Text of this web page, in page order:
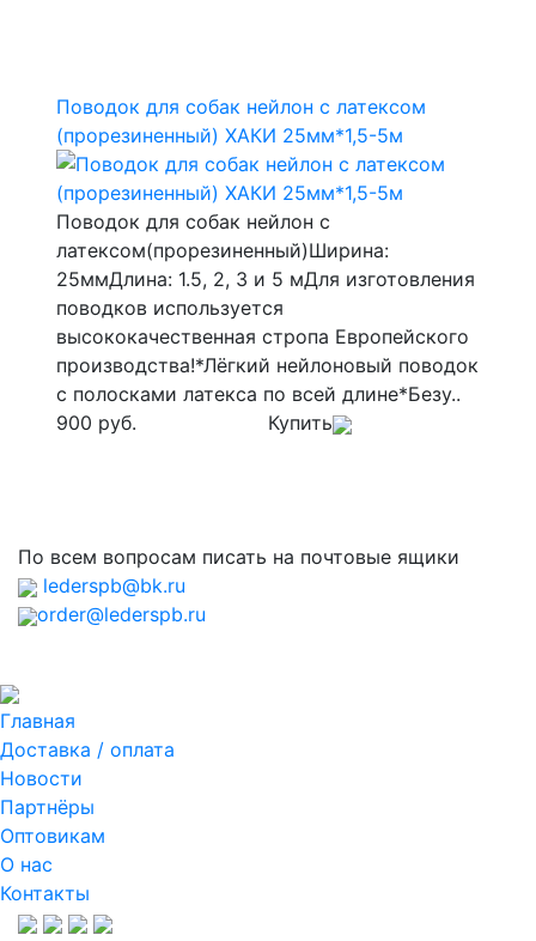
Поводок для собак нейлон с латексом
(прорезиненный) ХАКИ 25мм*1,5-5м
Поводок для собак нейлон с
латексом(прорезиненный)Ширина:
25ммДлина: 1.5, 2, 3 и 5 мДля изготовления
поводков используется
высококачественная стропа Европейского
производства!*Лёгкий нейлоновый поводок
с полосками латекса по всей длине*Безу..
900 руб.
Купить
По всем вопросам писать на почтовые ящики
lederspb@bk.ru
order@lederspb.ru
Главная
Доставка / оплата
Новости
Партнёры
Оптовикам
О нас
Контакты